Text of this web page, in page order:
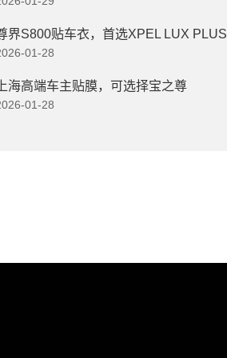
界S800贴车衣，首选XPEL LUX PLUS
01-28
海高端车主贴膜，可选择宝之尊
01-28